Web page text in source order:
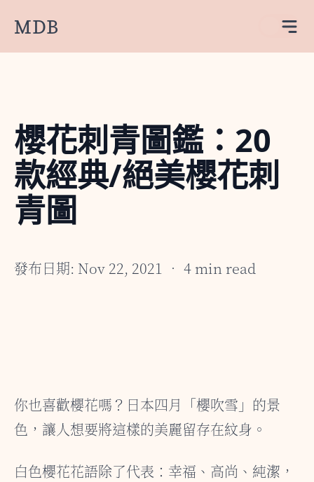
MDB
櫻花刺青圖鑑：20
款經典/絕美櫻花刺
青圖
發布日期: Nov 22, 2021 • 4 min read
你也喜歡櫻花嗎？日本四月「櫻吹雪」的景
色，讓人想要將這樣的美麗留存在紋身。
白色櫻花花語除了代表：幸福、高尚、純潔，